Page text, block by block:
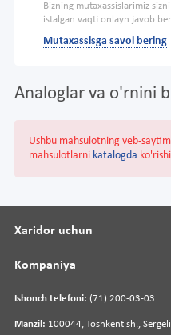
Bizning mutaxassislarimiz
istalgan vaqti onlayn javob
Mutaxassisga savol bering
Analoglar va o'rnini
Ushbu mahsulotning veb-
mahsulotlarni katalogda
Ishonch telefoni: (71) 200-03-03
Manzil: 100044, Toshkent sh., Sergeli
Xaridor uchun
Kompaniya